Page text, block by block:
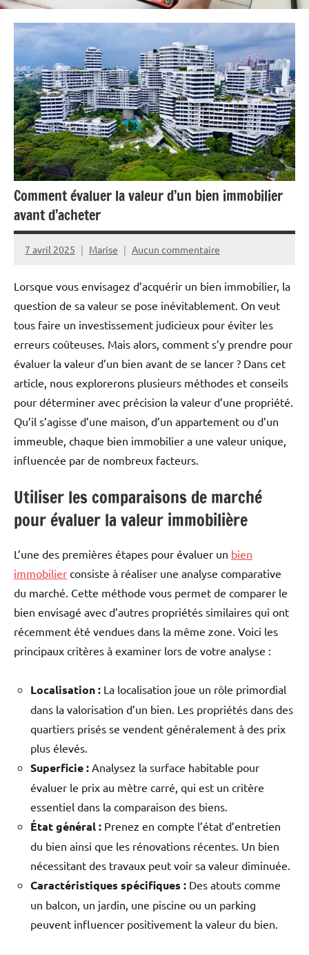
Comment évaluer la valeur d’un bien immobilier
avant d’acheter
7 avril 2025 Marise Aucun commentaire
Lorsque vous envisagez d’acquérir un bien immobilier, la
question de sa valeur se pose inévitablement. On veut
tous faire un investissement judicieux pour éviter les
erreurs coûteuses. Mais alors, comment s’y prendre pour
évaluer la valeur d’un bien avant de se lancer ? Dans cet
article, nous explorerons plusieurs méthodes et conseils
pour déterminer avec précision la valeur d’une propriété.
Qu’il s’agisse d’une maison, d’un appartement ou d’un
immeuble, chaque bien immobilier a une valeur unique,
influencée par de nombreux facteurs.
Utiliser les comparaisons de marché
pour évaluer la valeur immobilière
L’une des premières étapes pour évaluer un bien
immobilier consiste à réaliser une analyse comparative
du marché. Cette méthode vous permet de comparer le
bien envisagé avec d’autres propriétés similaires qui ont
récemment été vendues dans la même zone. Voici les
principaux critères à examiner lors de votre analyse :
Localisation : La localisation joue un rôle primordial
dans la valorisation d’un bien. Les propriétés dans des
quartiers prisés se vendent généralement à des prix
plus élevés.
Superficie : Analysez la surface habitable pour
évaluer le prix au mètre carré, qui est un critère
essentiel dans la comparaison des biens.
État général : Prenez en compte l’état d’entretien
du bien ainsi que les rénovations récentes. Un bien
nécessitant des travaux peut voir sa valeur diminuée.
Caractéristiques spécifiques : Des atouts comme
un balcon, un jardin, une piscine ou un parking
peuvent influencer positivement la valeur du bien.